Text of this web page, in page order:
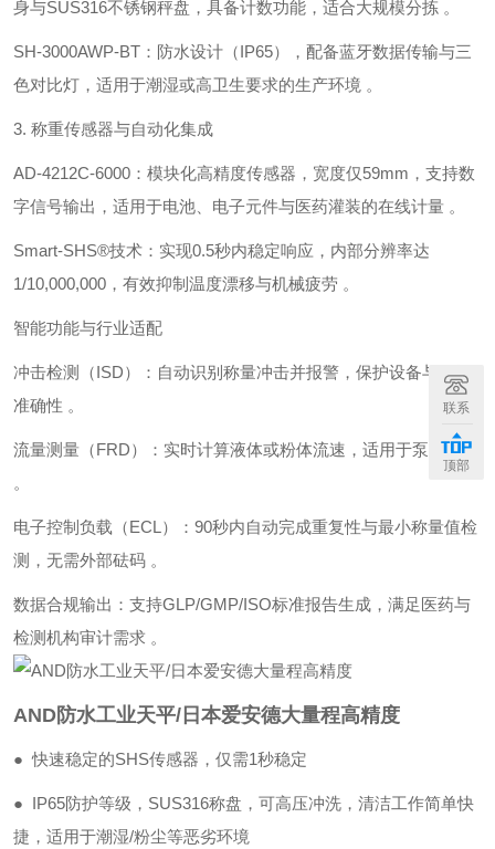
身与SUS316不锈钢秤盘，具备计数功能，适合大规模分拣 。
‌SH-3000AWP-BT‌：防水设计（IP65），配备蓝牙数据传输与三
色对比灯，适用于潮湿或高卫生要求的生产环境 。
3. ‌称重传感器与自动化集成‌
‌AD-4212C-6000‌：模块化高精度传感器，宽度仅‌59mm‌，支持数
字信号输出，适用于电池、电子元件与医药灌装的在线计量 。
‌Smart-SHS®技术‌：实现‌0.5秒内稳定响应‌，内部分辨率达
1/10,000,000，有效抑制温度漂移与机械疲劳 。
智能功能与行业适配
‌冲击检测（ISD）‌：自动识别称量冲击并报警，保护设备与数据
准确性 。
‌流量测量（FRD）‌：实时计算液体或粉体流速，适用于泵送监控
。
‌电子控制负载（ECL）‌：90秒内自动完成重复性与最小称量值检
测，无需外部砝码 。
‌数据合规输出‌：支持GLP/GMP/ISO标准报告生成，满足医药与
检测机构审计需求 。
AND防水工业天平/日本爱安德大量程高精度
● 快速稳定的SHS传感器，仅需1秒稳定
● IP65防护等级，SUS316称盘，可高压冲洗，清洁工作简单快
捷，适用于潮湿/粉尘等恶劣环境
联系
顶部